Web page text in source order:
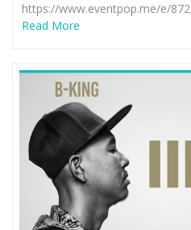
https://www.eventpop.me/e/872
Read More